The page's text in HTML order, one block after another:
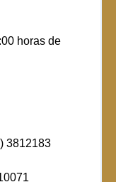
horas de
3812183